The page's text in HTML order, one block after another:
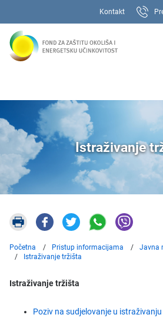
Kontakt
Istraživanje
Početna Pristup informacijama
Javna
Istraživanje tržišta
Istraživanje tržišta
Poziv na sudjelovanje u